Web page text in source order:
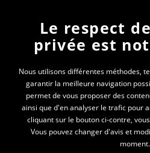
« À l’avenir, des lives
on n’a pas encore testé »
Hameury.
ADAPTER
Le respect
privée est
Nous utilisons différentes méthodes,
garantir la meilleure navigation
permet de vous proposer des
ainsi que d'en analyser le trafic pour
cliquant sur le bouton ci-contre,
Vous pouvez changer d'avis et
moment.